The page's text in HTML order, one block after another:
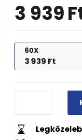
3 939
60X
3 939 Ft